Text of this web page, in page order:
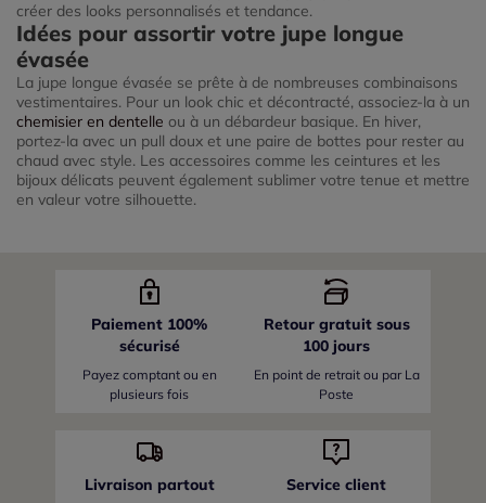
créer des looks personnalisés et tendance.
Idées pour assortir votre jupe longue
évasée
La jupe longue évasée se prête à de nombreuses combinaisons
vestimentaires. Pour un look chic et décontracté, associez-la à un
chemisier en dentelle ou à un débardeur basique. En hiver,
portez-la avec un pull doux et une paire de bottes pour rester au
chaud avec style. Les accessoires comme les ceintures et les
bijoux délicats peuvent également sublimer votre tenue et mettre
en valeur votre silhouette.
Paiement 100%
sécurisé
Payez comptant ou en
plusieurs fois
Retour gratuit sous
100 jours
En point de retrait ou par La
Poste
Livraison partout Service client